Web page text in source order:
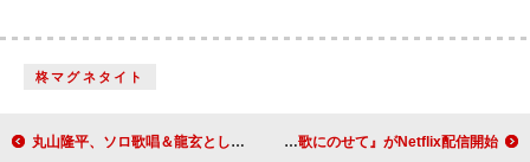
柊マグネタイト
丸山隆平、ソロ歌唱＆龍玄とし（Toshl）とデュエットも テレ東『最強ヒット曲100連発』に出演 パール・ジャムのエディ・ヴェダー、難病患者の日常描くドキュメンタリー『マター・オブ・タイム: 希望を歌にのせて』がNetflix配信開始